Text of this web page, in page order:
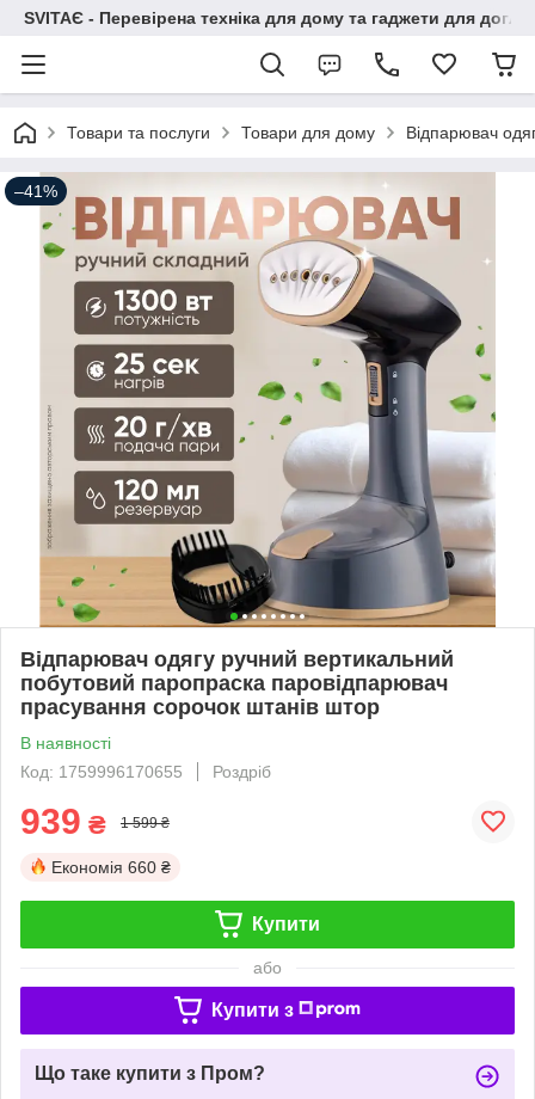
SVITAЄ - Перевірена техніка для дому та гаджети для
Товари та послуги Товари для дому Відпарювач
–41%
Відпарювач одягу ручний вертикальний
побутовий паропраска паровідпарювач
прасування сорочок штанів штор
В наявності
Код: 1759996170655
Роздріб
939 ₴ 1 599 ₴
Економія 660 ₴
Купити
або
Купити з
Що таке купити з Пром?